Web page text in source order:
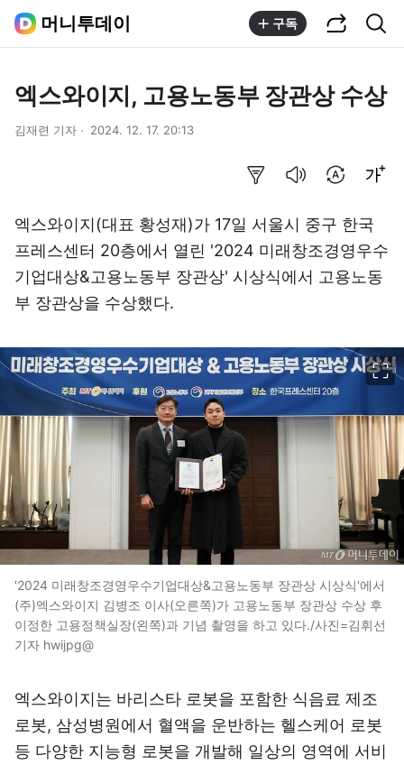
머니투데이 구독
엑스와이지, 고용노동부 장관상 수상
김재련 기자 2024. 12. 17. 20:13
엑스와이지(대표 황성재)가 17일 서울시 중구 한국
프레스센터 20층에서 열린 '2024 미래창조경영우수
기업대상&고용노동부 장관상' 시상식에서 고용노동
부 장관상을 수상했다.
'2024 미래창조경영우수기업대상&고용노동부 장관상 시상식'에서
(주)엑스와이지 김병조 이사(오른쪽)가 고용노동부 장관상 수상 후
이정한 고용정책실장(왼쪽)과 기념 촬영을 하고 있다./사진=김휘선
기자 hwijpg@
엑스와이지는 바리스타 로봇을 포함한 식음료 제조
로봇, 삼성병원에서 혈액을 운반하는 헬스케어 로봇
등 다양한 지능형 로봇을 개발해 일상의 영역에 서비